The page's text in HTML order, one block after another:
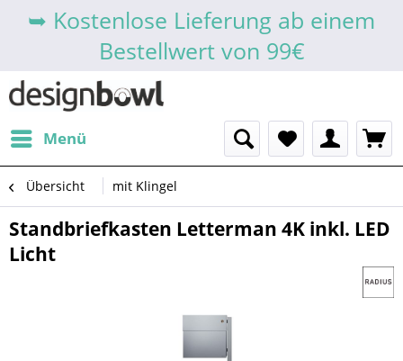
➥ Kostenlose Lieferung ab einem
Bestellwert von 99€
Menü
Übersicht mit Klingel
Standbriefkasten Letterman 4K inkl. LED
Licht